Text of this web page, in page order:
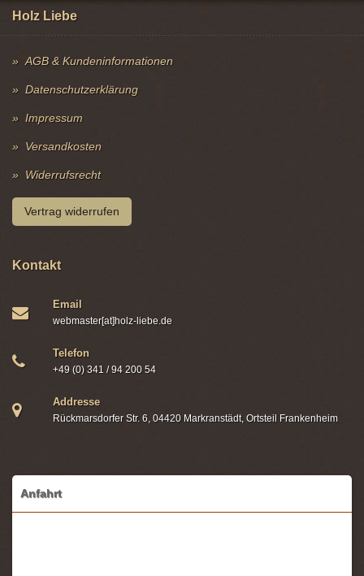
Holz Liebe
AGB & Kundeninformationen
Datenschutzerklärung
Impressum
Versandkosten
Widerrufsrecht
Vertrag widerrufen
Kontakt
Email
webmaster[at]holz-liebe.de
Telefon
+49 (0) 341 / 94 200 54
Addresse
Rückmarsdorfer Str. 6, 04420 Markranstädt, Ortsteil Frankenheim
Anfahrt